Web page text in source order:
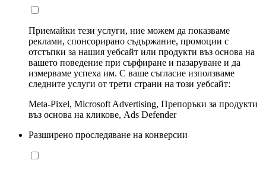
Приемайки тези услуги, ние можем да показваме
реклами, спонсорирано съдържание, промоции с
отстъпки за нашия уебсайт или продукти въз основа на
вашето поведение при сърфиране и пазаруване и да
измерваме успеха им. С ваше съгласие използваме
следните услуги от трети страни на този уебсайт:
Meta-Pixel, Microsoft Advertising, Препоръки за продукти
въз основа на кликове, Ads Defender
Разширено проследяване на конверсии